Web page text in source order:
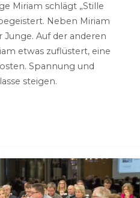
Miriam schlägt „Stille
Neben Miriam
Junge. Auf der anderen
etwas zuflüstert, eine
Spannung und
steigen.